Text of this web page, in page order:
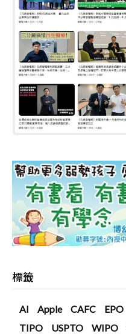
標籤
AI Apple CAFC EPO
TIPO
USPTO WIPO